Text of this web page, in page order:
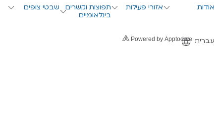
אודות אזורי פעילות
תפוצות וקשרים
בינלאומיים
שבטי צופים
עברית
English
Powered by Apptodate